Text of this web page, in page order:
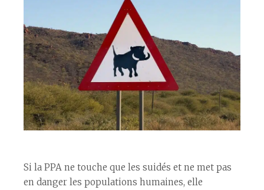
Si la PPA ne touche que les suidés et ne met pas
en danger les populations humaines, elle